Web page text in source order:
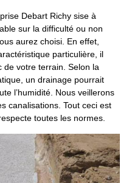
Debart Richy sise à
sur la difficulté ou non
aurez choisi. En effet,
particulière, il
de votre terrain. Selon la
un drainage pourrait
l’humidité. Nous veillerons
canalisations. Tout ceci est
toutes les normes.